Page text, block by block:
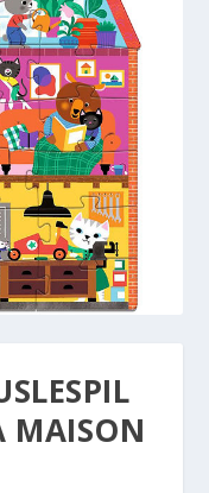
MAISON